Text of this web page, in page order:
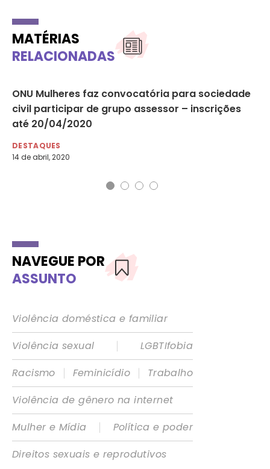
MATÉRIAS
RELACIONADAS
ONU Mulheres faz convocatória para sociedade
civil participar de grupo assessor – inscrições
até 20/04/2020
DESTAQUES
14 de abril, 2020
NAVEGUE POR
ASSUNTO
Violência doméstica e familiar
Violência sexual
|
LGBTIfobia
Racismo
| Feminicídio |
Trabalho
Violência de gênero na internet
Mulher e Mídia
|
Política e poder
Direitos sexuais e reprodutivos